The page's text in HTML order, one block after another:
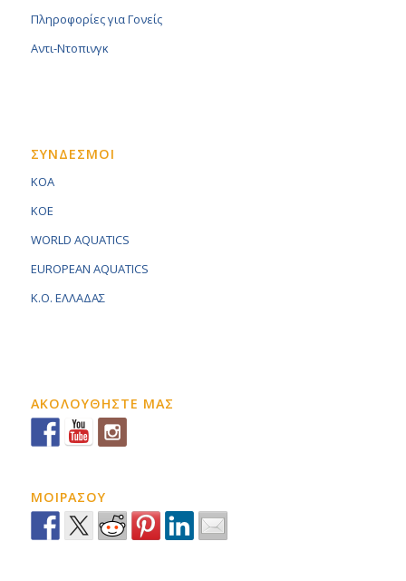
Πληροφορίες για Γονείς
Αντι-Ντοπινγκ
ΣΥΝΔΕΣΜΟΙ
KOA
KOE
WORLD AQUATICS
EUROPEAN AQUATICS
K.O. ΕΛΛΑΔΑΣ
ΑΚΟΛΟΥΘΗΣΤΕ ΜΑΣ
ΜΟΙΡΑΣΟΥ